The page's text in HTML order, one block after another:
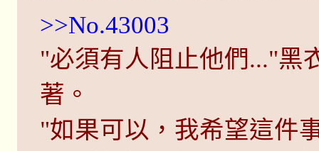
>>No.43003
"必須有人阻止他們..."黑
著。
"如果可以，我希望這件